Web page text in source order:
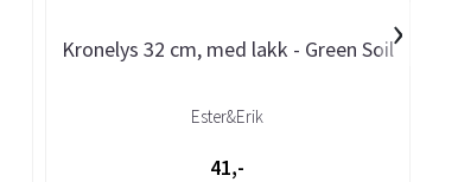
Kronelys 32 cm, med lakk - Green Soil
Ester&Erik
41,-
›